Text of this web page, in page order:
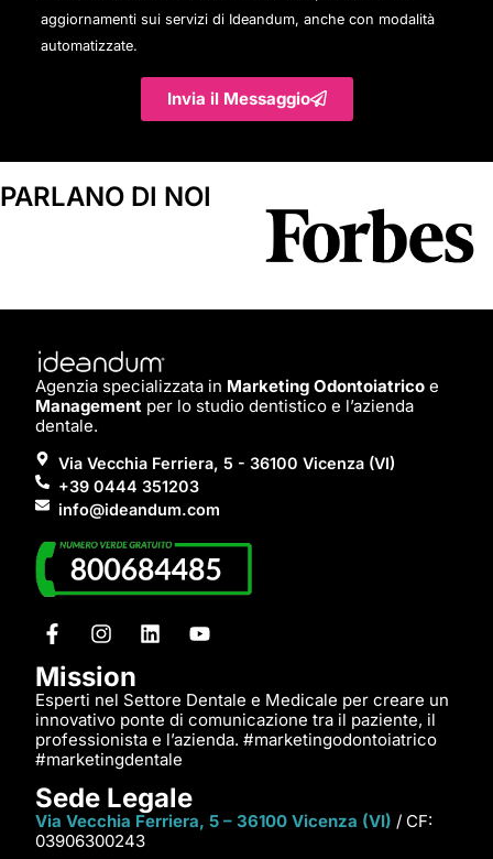
aggiornamenti sui servizi di Ideandum, anche con modalità
automatizzate.
Invia il Messaggio
PARLANO DI NOI
Agenzia specializzata in Marketing Odontoiatrico e
Management per lo studio dentistico e l’azienda
dentale.
Via Vecchia Ferriera, 5 - 36100 Vicenza (VI)
+39 0444 351203
info@ideandum.com
Mission
Esperti nel Settore Dentale e Medicale per creare un
innovativo ponte di comunicazione tra il paziente, il
professionista e l’azienda. #marketingodontoiatrico
#marketingdentale
Sede Legale
Via Vecchia Ferriera, 5 – 36100 Vicenza (VI) / CF:
03906300243